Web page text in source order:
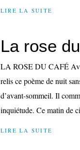
LIRE LA SUITE
La rose
LA ROSE DU CAFÉ
relis ce poème de nuit
d’avant-sommeil. Il
inquiétude. Ce matin de
LIRE LA SUITE